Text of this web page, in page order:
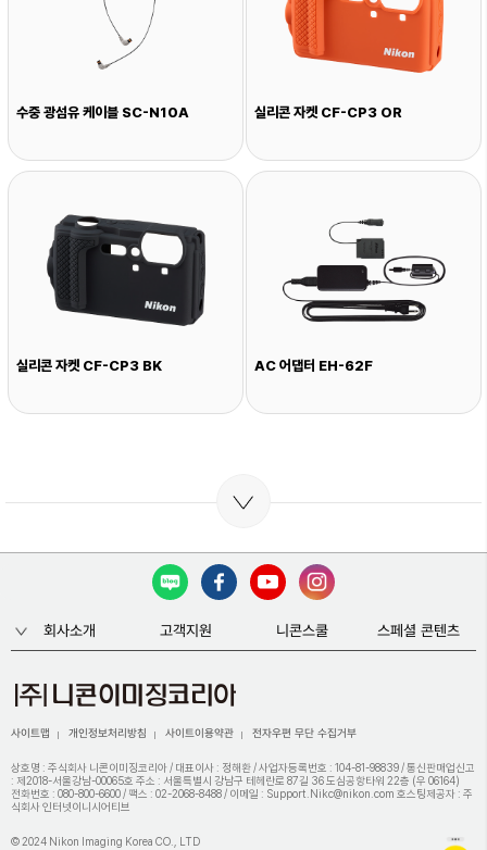
수중 광섬유 케이블 SC-N10A 실리콘 자켓 CF-CP3 OR
실리콘 자켓 CF-CP3 BK AC 어댑터 EH-62F
회사소개 고객지원 니콘스쿨 스페셜 콘텐츠
사이트맵 개인정보처리방침 사이트이용약관 전자우편 무단 수집거부
상호명 : 주식회사 니콘이미징코리아 / 대표이사 : 정해환 / 사업자등록번호 : 104-81-98839 / 통신판매업신고
: 제2018-서울강남-00065호 주소 : 서울특별시 강남구 테헤란로 87길 36 도심공항타워 22층 (우 06164)
전화번호 : 080-800-6600 / 팩스 : 02-2068-8488 / 이메일 : Support.Nikc@nikon.com 호스팅제공자 : 주
식회사 인터넷이니시어티브
© 2024 Nikon Imaging Korea CO., LTD